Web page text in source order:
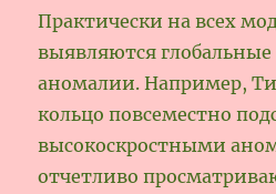
Практически на всех
выявляются
аномалии. Например,
кольцо повсеместно
высокоскростными
отчетливо